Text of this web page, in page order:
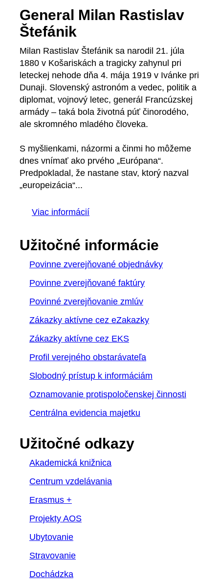
General Milan Rastislav
Štefánik
Milan Rastislav Štefánik sa narodil 21. júla
1880 v Košariskách a tragicky zahynul pri
leteckej nehode dňa 4. mája 1919 v Ivánke pri
Dunaji. Slovenský astronóm a vedec, politik a
diplomat, vojnový letec, generál Francúzskej
armády – taká bola životná púť činorodého,
ale skromného mladého človeka.
S myšlienkami, názormi a činmi ho môžeme
dnes vnímať ako prvého „Európana“.
Predpokladal, že nastane stav, ktorý nazval
„europeizácia“...
Viac informácií
Užitočné informácie
Povinne zverejňované objednávky
Povinne zverejňované faktúry
Povinné zverejňovanie zmlúv
Zákazky aktívne cez eZakazky
Zákazky aktívne cez EKS
Profil verejného obstarávateľa
Slobodný prístup k informáciám
Oznamovanie protispoločenskej činnosti
Centrálna evidencia majetku
Užitočné odkazy
Akademická knižnica
Centrum vzdelávania
Erasmus +
Projekty AOS
Ubytovanie
Stravovanie
Dochádzka